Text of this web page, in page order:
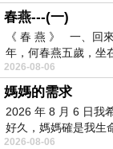
春燕---(一)
《 春 燕 》 一、回
年，何春燕五歲，坐
2026-08-06
媽媽的需求
2026 年 8 月 6 日我
好久，媽媽確是我生
2026-08-06